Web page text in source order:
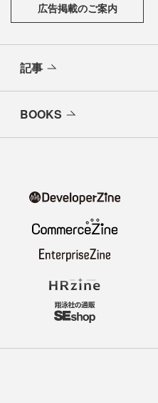
広告掲載のご案内
記事
BOOKS